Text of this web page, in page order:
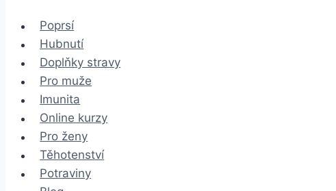
obsah Poprsí
Hubnutí
Doplňky stravy
Pro muže
Imunita
Online kurzy
Pro ženy
Těhotenství
Potraviny